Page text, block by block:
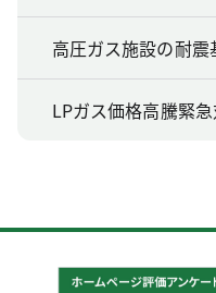
高圧ガス施設の耐
LPガス価格高騰緊